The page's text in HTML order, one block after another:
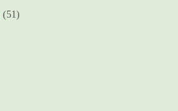
(51)